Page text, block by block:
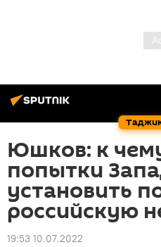
Юшков: к
попытки
установить
российскую
19:53 10.07.2022